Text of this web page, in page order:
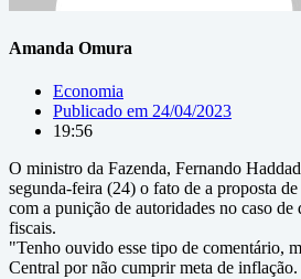
Amanda Omura
Economia
Publicado em 24/04/2023
19:56
O ministro da Fazenda, Fernando
segunda-feira (24) o fato de a proposta
com a punição de autoridades no caso de
fiscais.
"Tenho ouvido esse tipo de comentário,
Central por não cumprir meta de